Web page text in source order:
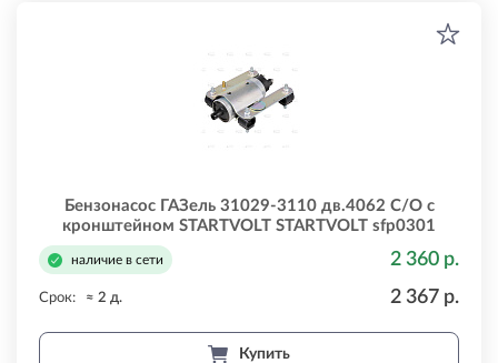
Бензонасос ГАЗель 31029-3110 дв.4062 С/О с
кронштейном STARTVOLT STARTVOLT sfp0301
наличие в сети 2 360 р.
Срок: ≈ 2 д. 2 367 р.
Купить